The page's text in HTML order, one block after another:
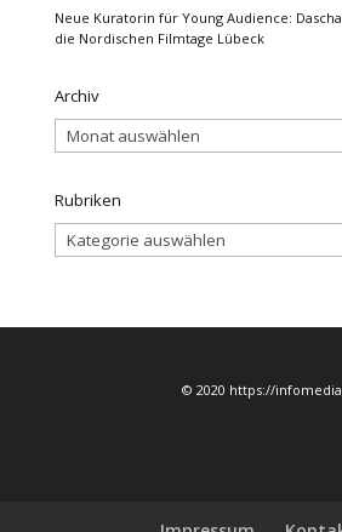
Neue Kuratorin für Young Audience:
die Nordischen Filmtage Lübeck
Archiv
Archiv
Rubriken
Rubriken
© 2020 https://